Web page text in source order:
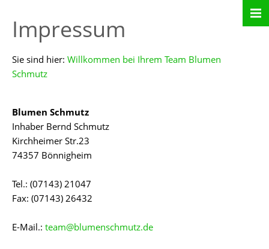
Impressum
Sie sind hier: Willkommen bei Ihrem Team Blumen
Schmutz
Blumen Schmutz
Inhaber Bernd Schmutz
Kirchheimer Str.23
74357 Bönnigheim
Tel.: (07143) 21047
Fax: (07143) 26432
E-Mail.: team@blumenschmutz.de